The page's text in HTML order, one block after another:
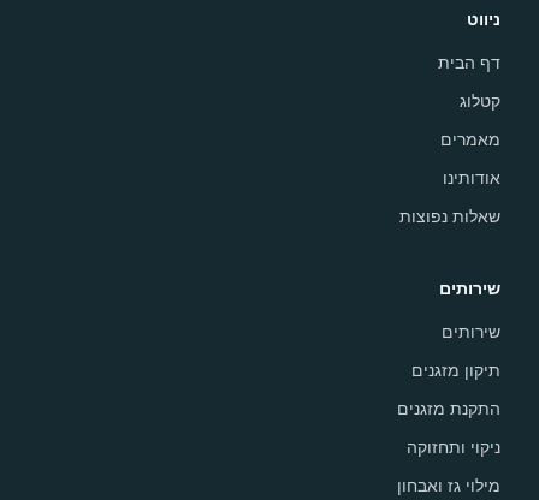
ניווט
דף הבית
קטלוג
מאמרים
אודותינו
שאלות נפוצות
שירותים
שירותים
תיקון מזגנים
התקנת מזגנים
ניקוי ותחזוקה
מילוי גז ואבחון